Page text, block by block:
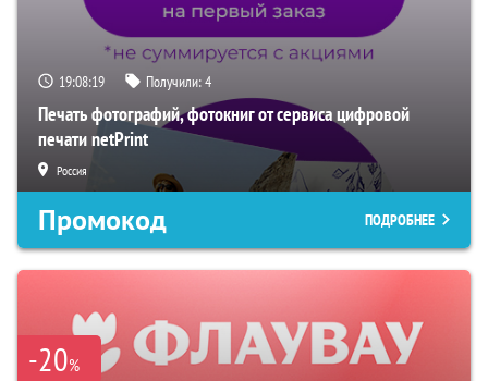
19:08:17 Получили:4
Печать фотографий, фотокниг от сервиса цифровой
печати netPrint
Россия
Промокод ПОДРОБНЕЕ
-20%